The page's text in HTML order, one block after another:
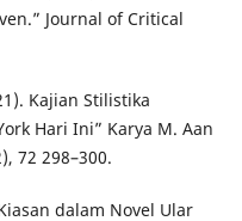
Journal of Critical
Kajian Stilistika
Hari Ini” Karya M. Aan
72 298–300.
dalam Novel Ular